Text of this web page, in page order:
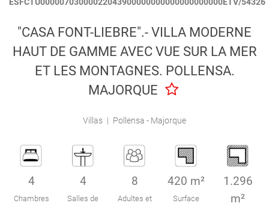
Attention au client
"CASA FONT-LIEBRE".- VILLA MODERNE
HAUT DE GAMME AVEC VUE SUR LA MER
ET LES MONTAGNES. POLLENSA.
MAJORQUE
Villas | Pollensa - Majorque
4
Chambres
4
Salles de
8
Adultes et
420 m²
Surface
1.296
m²